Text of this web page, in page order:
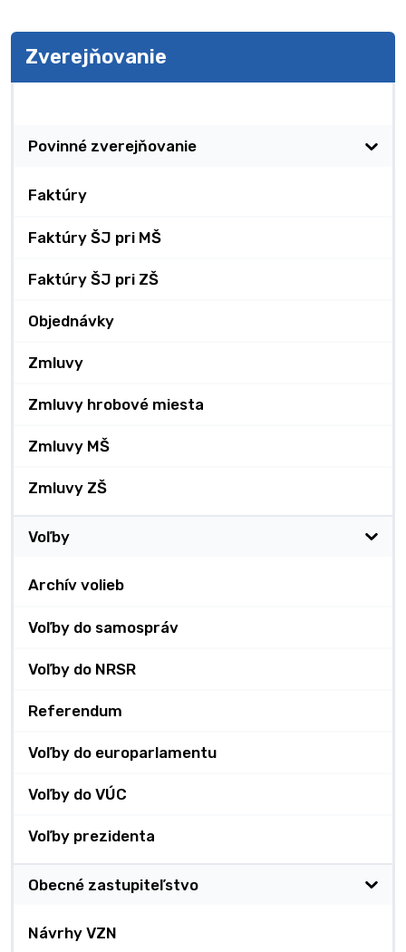
Zverejňovanie
Povinné zverejňovanie
Faktúry
Faktúry ŠJ pri MŠ
Faktúry ŠJ pri ZŠ
Objednávky
Zmluvy
Zmluvy hrobové miesta
Zmluvy MŠ
Zmluvy ZŠ
Voľby
Archív volieb
Voľby do samospráv
Voľby do NRSR
Referendum
Voľby do europarlamentu
Voľby do VÚC
Voľby prezidenta
Obecné zastupiteľstvo
Návrhy VZN